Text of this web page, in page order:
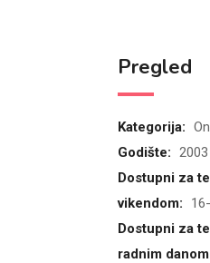
Pregled
Kategorija:
Godište: 2003
Dostupni za
vikendom:
Dostupni za
radnim